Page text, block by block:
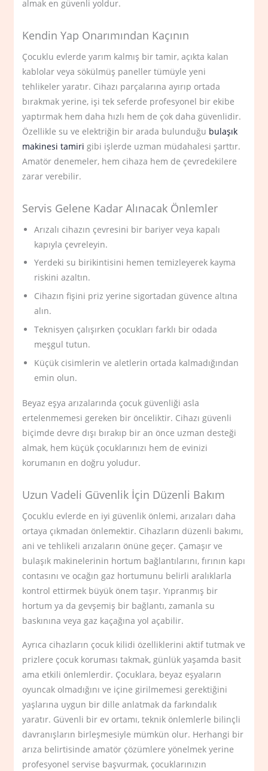
almak en güvenli yoldur.
Kendin Yap Onarımından Kaçının
Çocuklu evlerde yarım kalmış bir tamir, açıkta kalan
kablolar veya sökülmüş paneller tümüyle yeni
tehlikeler yaratır. Cihazı parçalarına ayırıp ortada
bırakmak yerine, işi tek seferde profesyonel bir ekibe
yaptırmak hem daha hızlı hem de çok daha güvenlidir.
Özellikle su ve elektriğin bir arada bulunduğu bulaşık
makinesi tamiri gibi işlerde uzman müdahalesi şarttır.
Amatör denemeler, hem cihaza hem de çevredekilere
zarar verebilir.
Servis Gelene Kadar Alınacak Önlemler
Arızalı cihazın çevresini bir bariyer veya kapalı
kapıyla çevreleyin.
Yerdeki su birikintisini hemen temizleyerek kayma
riskini azaltın.
Cihazın fişini priz yerine sigortadan güvence altına
alın.
Teknisyen çalışırken çocukları farklı bir odada
meşgul tutun.
Küçük cisimlerin ve aletlerin ortada kalmadığından
emin olun.
Beyaz eşya arızalarında çocuk güvenliği asla
ertelenmemesi gereken bir önceliktir. Cihazı güvenli
biçimde devre dışı bırakıp bir an önce uzman desteği
almak, hem küçük çocuklarınızı hem de evinizi
korumanın en doğru yoludur.
Uzun Vadeli Güvenlik İçin Düzenli Bakım
Çocuklu evlerde en iyi güvenlik önlemi, arızaları daha
ortaya çıkmadan önlemektir. Cihazların düzenli bakımı,
ani ve tehlikeli arızaların önüne geçer. Çamaşır ve
bulaşık makinelerinin hortum bağlantılarını, fırının kapı
contasını ve ocağın gaz hortumunu belirli aralıklarla
kontrol ettirmek büyük önem taşır. Yıpranmış bir
hortum ya da gevşemiş bir bağlantı, zamanla su
baskınına veya gaz kaçağına yol açabilir.
Ayrıca cihazların çocuk kilidi özelliklerini aktif tutmak ve
prizlere çocuk koruması takmak, günlük yaşamda basit
ama etkili önlemlerdir. Çocuklara, beyaz eşyaların
oyuncak olmadığını ve içine girilmemesi gerektiğini
yaşlarına uygun bir dille anlatmak da farkındalık
yaratır. Güvenli bir ev ortamı, teknik önlemlerle bilinçli
davranışların birleşmesiyle mümkün olur. Herhangi bir
arıza belirtisinde amatör çözümlere yönelmek yerine
profesyonel servise başvurmak, çocuklarınızın